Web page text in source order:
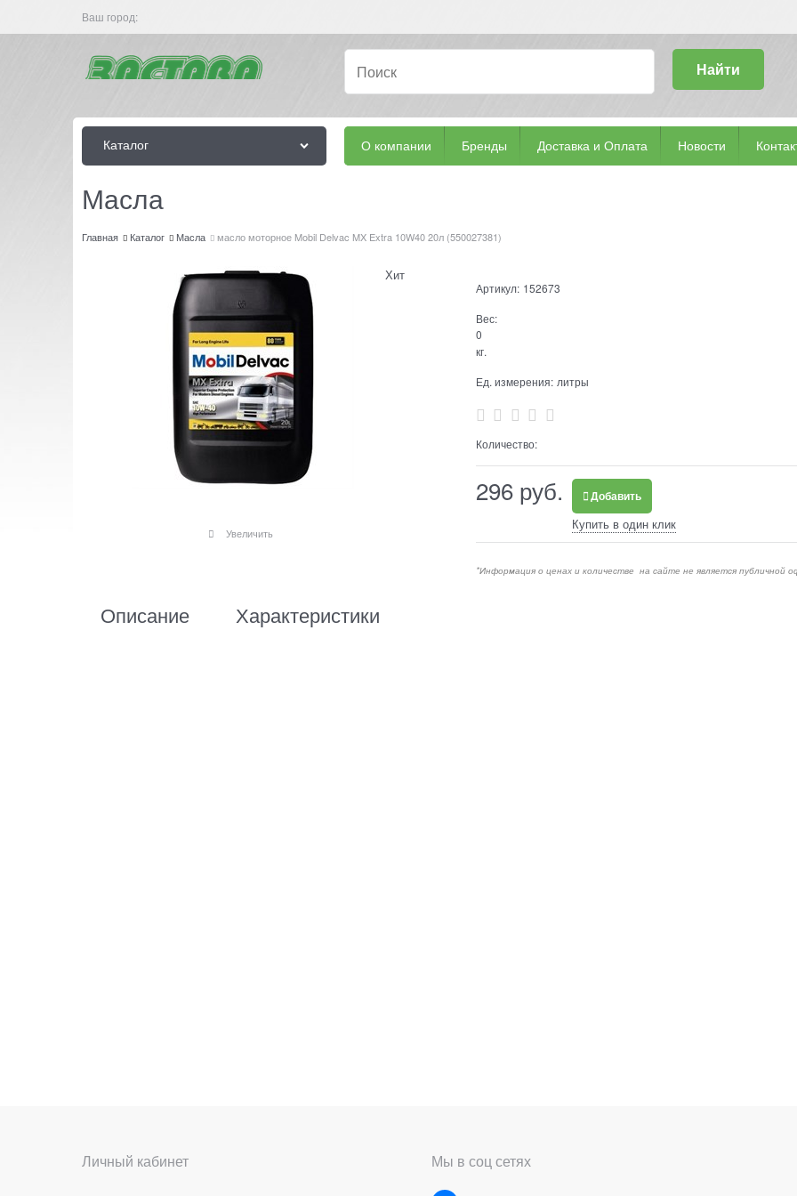
Ваш город:
Найти
Каталог О компании Бренды Доставка и Оплата Новости
Масла
Главная Каталог Масла масло моторное Mobil Delvac MX Extra 10W40 20л (550027381)
Хит
Увеличить
Артикул: 152673
Вес:
0
кг.
Ед. измерения: литры
Количество:
296 руб. Добавить
Купить в один клик
*Информация о ценах и количестве на сайте не является публичной
Описание Характеристики
Личный кабинет Мы в соц сетях